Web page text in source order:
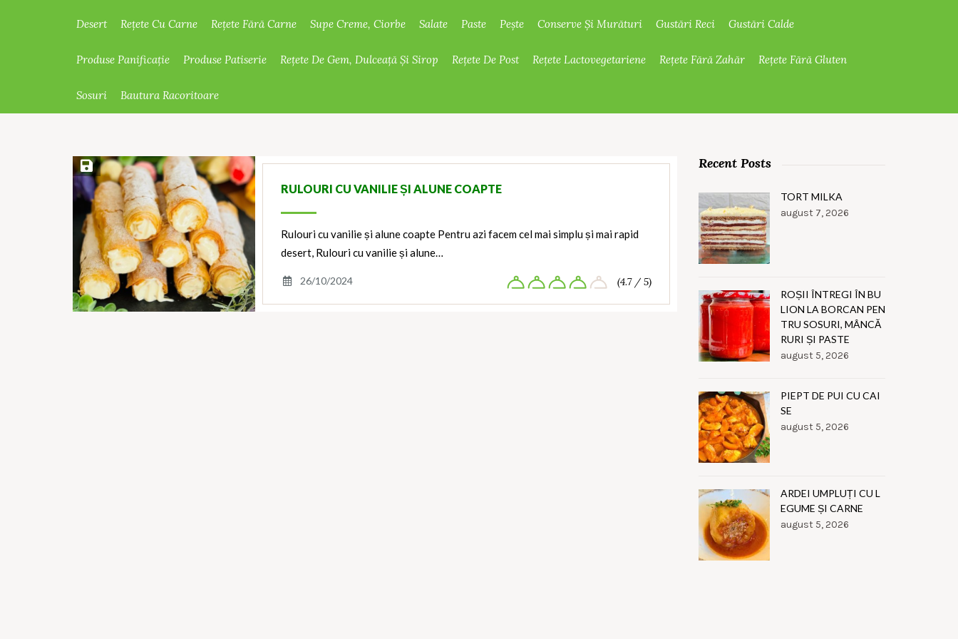
Desert Rețete Cu Carne Rețete Fără Carne Supe Creme, Ciorbe Salate Paste Pește Conserve Și Murături Gustări Reci Gustări Calde
Produse Panificație Produse Patiserie Rețete De Gem, Dulceață Și Sirop Rețete De Post Rețete Lactovegetariene Rețete Fără Zahăr Rețete Fără Gluten
Sosuri Bautura Racoritoare
Save Recipe
RULOURI CU VANILIE ȘI ALUNE COAPTE
Rulouri cu vanilie și alune coapte Pentru azi facem cel mai simplu și mai rapid
desert, Rulouri cu vanilie și alune…
26/10/2024 (4.7 / 5)
Recent Posts
TORT MILKA
august 7, 2026
ROȘII ÎNTREGI ÎN BU
LION LA BORCAN PEN
TRU SOSURI, MÂNCĂ
RURI ȘI PASTE
august 5, 2026
PIEPT DE PUI CU CAI
SE
august 5, 2026
ARDEI UMPLUȚI CU L
EGUME ȘI CARNE
august 5, 2026